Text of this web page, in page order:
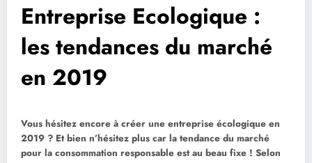
Entreprise Ecologique :
les tendances du marché
en 2019
Vous hésitez encore à créer une entreprise écologique en
2019 ? Et bien n’hésitez plus car la tendance du marché
pour la consommation responsable est au beau fixe ! Selon